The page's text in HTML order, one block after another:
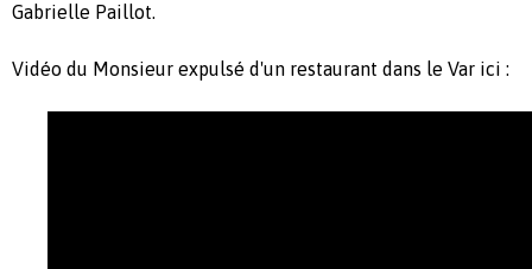
Gabrielle Paillot.
Vidéo du Monsieur expulsé d'un restaurant dans le Var ici :